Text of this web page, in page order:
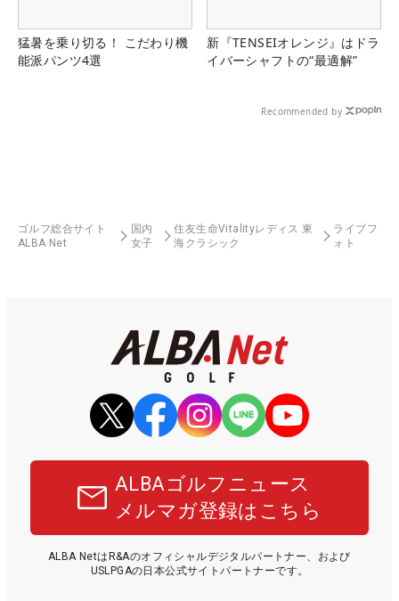
猛暑を乗り切る！ こだわり機
能派パンツ4選
新『TENSEIオレンジ』はドラ
イバーシャフトの“最適解”
Recommended by
ゴルフ総合サイト
ALBA Net
国内
女子
住友生命Vitalityレディス 東
海クラシック
ライブフ
ォト
ALBAゴルフニュース
メルマガ登録はこちら
ALBA NetはR&Aのオフィシャルデジタルパートナー、および
USLPGAの日本公式サイトパートナーです。